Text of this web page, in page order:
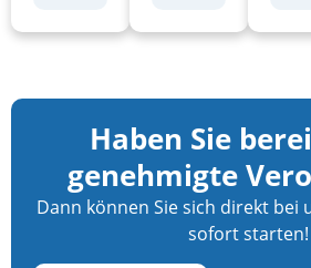
Haben Sie
genehmigte
Dann können Sie sich direkt bei
sofort starten!